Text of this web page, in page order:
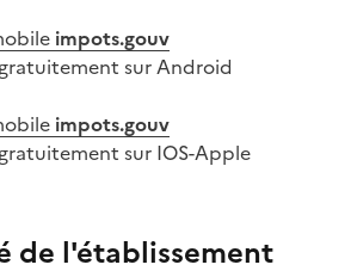
impots.gouv
sur Android
impots.gouv
sur IOS-Apple
de l'établissement